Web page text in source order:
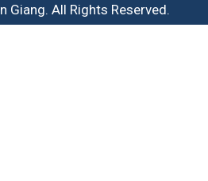
Giang. All Rights Reserved.